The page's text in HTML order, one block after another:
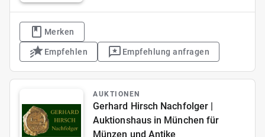
Merken
Empfehlen Empfehlung anfragen
AUKTIONEN
Gerhard Hirsch Nachfolger |
Auktionshaus in München für
Münzen und Antike